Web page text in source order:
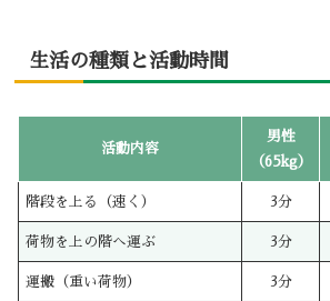
生活の種類と活動時間
活動内容
男性
（65kg）
階段を上る（速く） 3分
荷物を上の階へ運ぶ 3分
運搬（重い荷物） 3分